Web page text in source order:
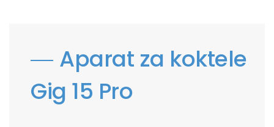
Aparat za koktele
Gig 15 Pro